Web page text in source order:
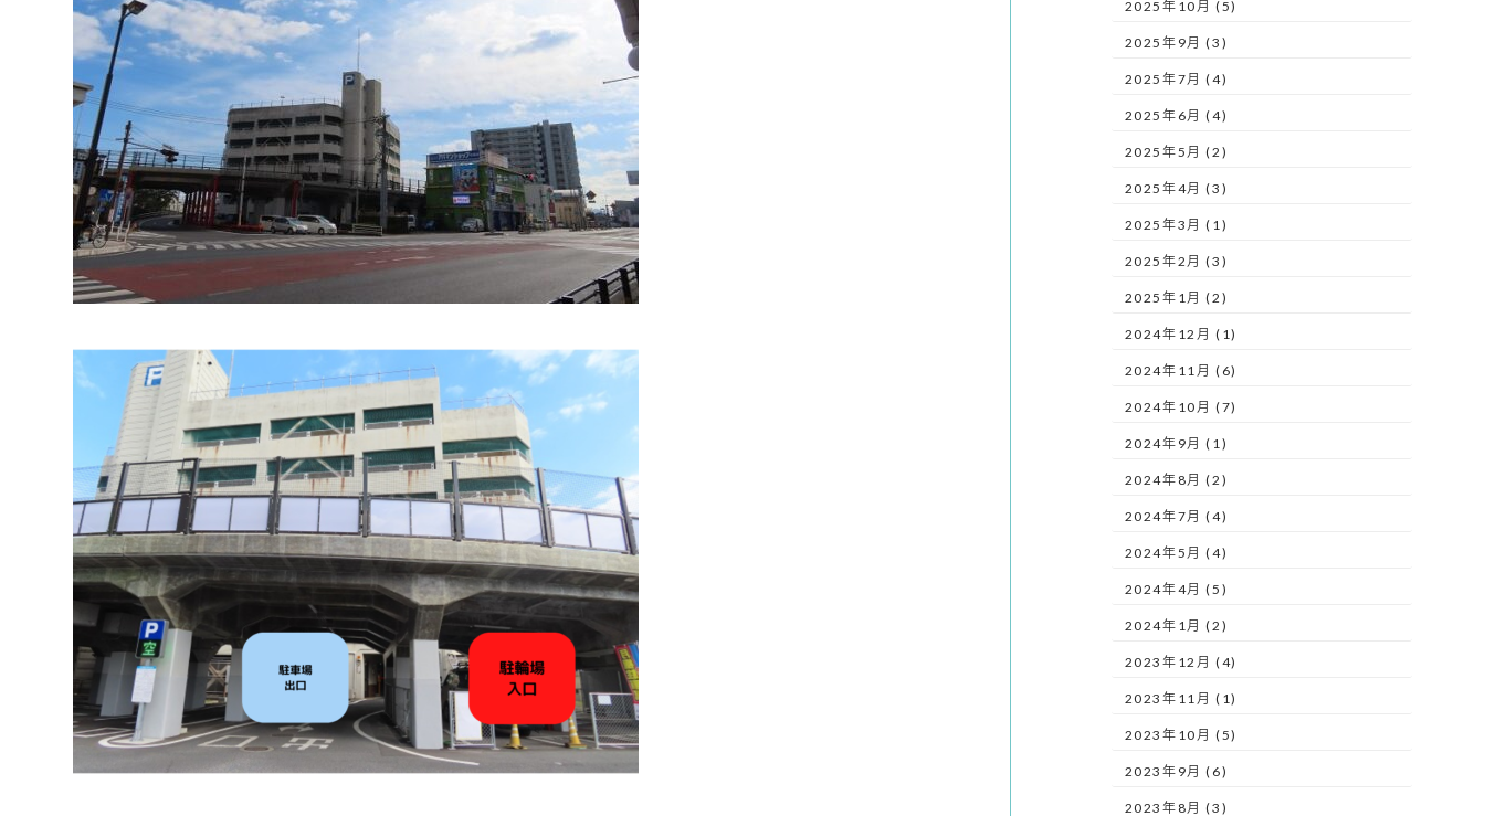
2025年10月 (5)
2025年9月 (3)
2025年7月 (4)
2025年6月 (4)
2025年5月 (2)
2025年4月 (3)
2025年3月 (1)
2025年2月 (3)
2025年1月 (2)
2024年12月 (1)
2024年11月 (6)
2024年10月 (7)
2024年9月 (1)
2024年8月 (2)
2024年7月 (4)
2024年5月 (4)
2024年4月 (5)
2024年1月 (2)
2023年12月 (4)
2023年11月 (1)
2023年10月 (5)
2023年9月 (6)
2023年8月 (3)